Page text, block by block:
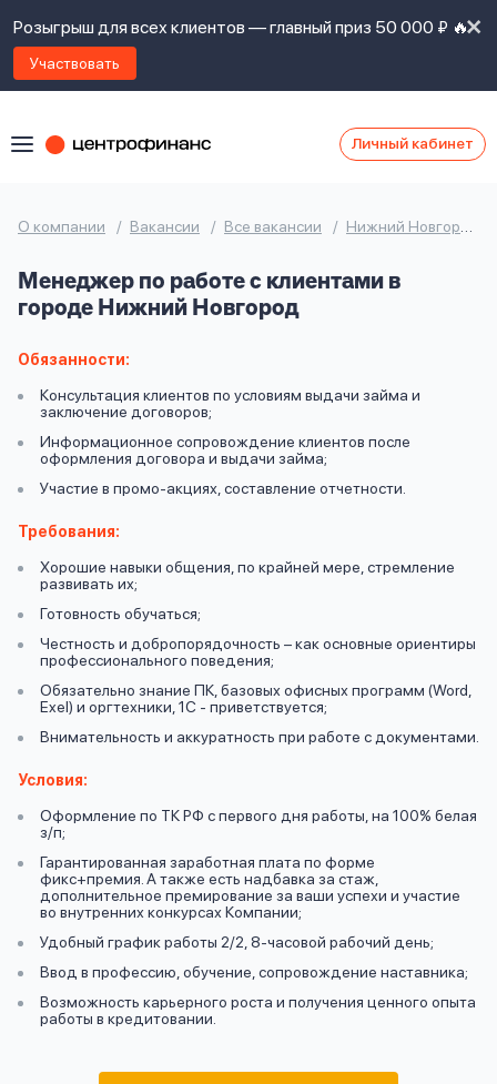
Розыгрыш для всех клиентов — главный приз 50 000 ₽ 🔥
Участвовать
Личный кабинет
О компании Вакансии Все вакансии Нижний Новгород
Менеджер по работе с клиентами в
городе Нижний Новгород
Обязанности:
Консультация клиентов по условиям выдачи займа и
заключение договоров;
Информационное сопровождение клиентов после
оформления договора и выдачи займа;
Участие в промо-акциях, составление отчетности.
Требования:
Хорошие навыки общения, по крайней мере, стремление
развивать их;
Готовность обучаться;
Честность и добропорядочность – как основные ориентиры
профессионального поведения;
Обязательно знание ПК, базовых офисных программ (Word,
Exel) и оргтехники, 1С - приветствуется;
Внимательность и аккуратность при работе с документами.
Условия:
Оформление по ТК РФ с первого дня работы, на 100% белая
з/п;
Гарантированная заработная плата по форме
фикс+премия. А также есть надбавка за стаж,
дополнительное премирование за ваши успехи и участие
во внутренних конкурсах Компании;
Удобный график работы 2/2, 8-часовой рабочий день;
Ввод в профессию, обучение, сопровождение наставника;
Возможность карьерного роста и получения ценного опыта
работы в кредитовании.
Оформить заявку
Войти под другим номером
контакты
Задать
Ответы
на
Ок
Ок
Я
правилами
предоставления
политикой
даю
согласие
на
обработку
личных